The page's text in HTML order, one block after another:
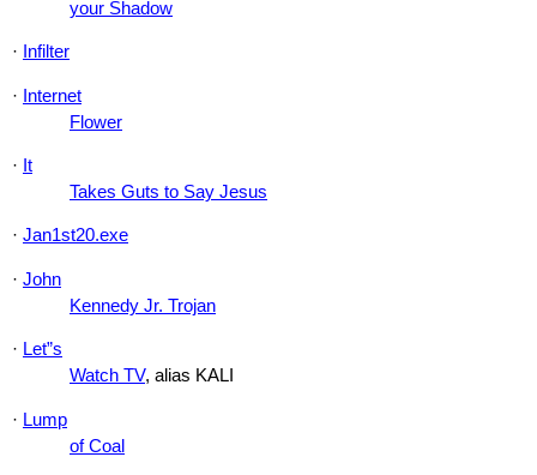
your Shadow
· Infilter
·
Internet
Flower
· It
Takes Guts to Say Jesus
· Jan1st20.exe
· John
Kennedy Jr. Trojan
· Let”s
Watch TV, alias KALI
· Lump
of Coal